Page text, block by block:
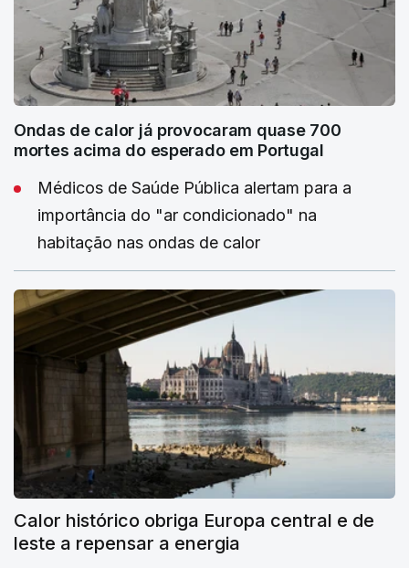
Ondas de calor já provocaram quase 700
mortes acima do esperado em Portugal
Médicos de Saúde Pública alertam para a
importância do "ar condicionado" na
habitação nas ondas de calor
Calor histórico obriga Europa central e de
leste a repensar a energia